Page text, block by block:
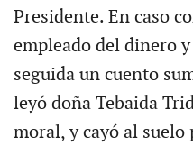
Presidente. En caso
empleado del dinero
seguida un cuento
leyó doña Tebaida
moral, y cayó al suelo